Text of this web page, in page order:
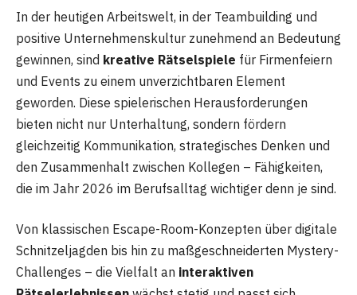
In der heutigen Arbeitswelt, in der Teambuilding und
positive Unternehmenskultur zunehmend an Bedeutung
gewinnen, sind kreative Rätselspiele für Firmenfeiern
und Events zu einem unverzichtbaren Element
geworden. Diese spielerischen Herausforderungen
bieten nicht nur Unterhaltung, sondern fördern
gleichzeitig Kommunikation, strategisches Denken und
den Zusammenhalt zwischen Kollegen – Fähigkeiten,
die im Jahr 2026 im Berufsalltag wichtiger denn je sind.
Von klassischen Escape-Room-Konzepten über digitale
Schnitzeljagden bis hin zu maßgeschneiderten Mystery-
Challenges – die Vielfalt an interaktiven